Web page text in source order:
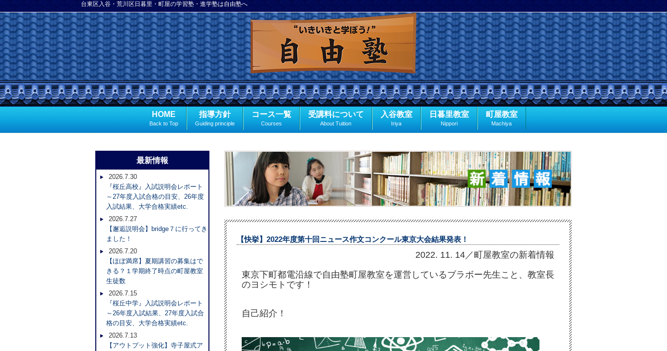
台東区入谷・荒川区日暮里・町屋の学習塾・進学塾は自由塾へ
HOME
Back to Top
指導方針
Guiding principle
コース一覧
Courses
受講料について
About Tuition
入谷教室
Iriya
日暮里教室
Nippori
町屋教室
Machiya
【快挙】2022年度第十回ニュース作文コンクール東京大会結果発表！
2022. 11. 14／町屋教室の新着情報
東京下町都電沿線で自由塾町屋教室を運営しているブラボー先生こと、教室長
のヨシモトです！
自己紹介！
最新情報
2026.7.30
『桜丘高校』入試説明会レポート
～27年度入試合格の目安、26年度
入試結果、大学合格実績etc.
2026.7.27
【邂逅説明会】bridge７に行ってき
ました！
2026.7.20
【ほぼ満席】夏期講習の募集はで
きる？１学期終了時点の町屋教室
生徒数
2026.7.15
『桜丘中学』入試説明会レポート
～26年度入試結果、27年度入試合
格の目安、大学合格実績etc.
2026.7.13
【アウトプット強化】寺子屋式ア